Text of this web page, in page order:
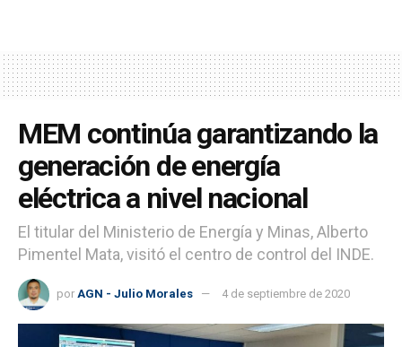
MEM continúa garantizando la
generación de energía
eléctrica a nivel nacional
El titular del Ministerio de Energía y Minas, Alberto
Pimentel Mata, visitó el centro de control del INDE.
por AGN - Julio Morales 4 de septiembre de 2020